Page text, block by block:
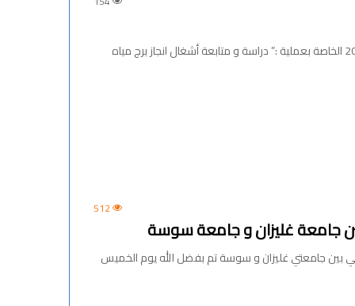
إعلان عن الاستشارة رقم : 2023/06 المؤرخة في 2023/06/11 الخاصة بعملية :” دراسة و متابعة أشغال انجاز برج مياه
512
جامعة غليزان و جامعة سوسة
بين جامعتي غليزان و سوسة تم بفضل الله يوم الخميس